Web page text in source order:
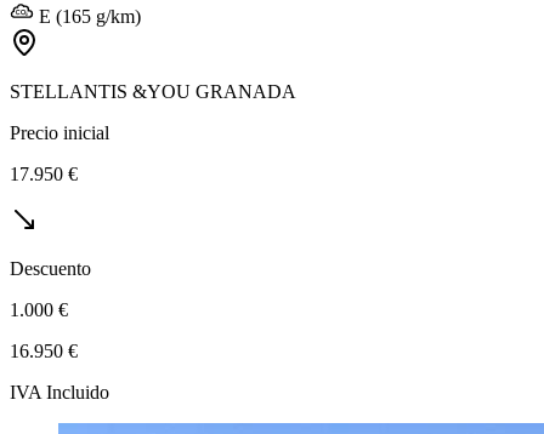
E (165 g/km)
STELLANTIS &YOU GRANADA
Precio inicial
17.950 €
Descuento
1.000 €
16.950 €
IVA Incluido